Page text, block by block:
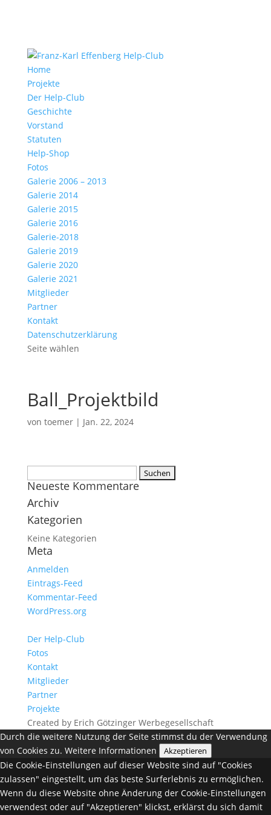
Home
Projekte
Der Help-Club
Geschichte
Vorstand
Statuten
Help-Shop
Fotos
Galerie 2006 – 2013
Galerie 2014
Galerie 2015
Galerie 2016
Galerie-2018
Galerie 2019
Galerie 2020
Galerie 2021
Mitglieder
Partner
Kontakt
Datenschutzerklärung
Seite wählen
Ball_Projektbild
von toemer| Jan. 22, 2024
nach:
Neueste Kommentare
Archiv
Kategorien
Keine Kategorien
Meta
Anmelden
Eintrags-Feed
Kommentar-Feed
WordPress.org
Der Help-Club
Fotos
Kontakt
Mitglieder
Partner
Projekte
Created by Erich Götzinger Werbegesellschaft
Durch die weitere Nutzung der Seite stimmst du der Verwendung
von Cookies zu. Weitere Informationen Akzeptieren
Die Cookie-Einstellungen auf dieser Website sind auf "Cookies
zulassen" eingestellt, um das beste Surferlebnis zu ermöglichen.
Wenn du diese Website ohne Änderung der Cookie-Einstellungen
verwendest oder auf "Akzeptieren" klickst, erklärst du sich damit